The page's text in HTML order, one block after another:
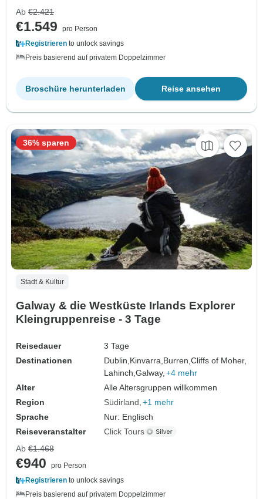
Ab €2.421
€1.549
pro Person
Registrieren to unlock savings
Preis basierend auf privatem Doppelzimmer
Reise ansehen
Broschüre herunterladen
Stadt & Kultur
Galway & die Westküste Irlands Explorer
Kleingruppenreise - 3 Tage
Reisedauer
3 Tage
Destinationen
Dublin, Kinvarra, Burren,Cliffs of Moher,
Lahinch,Galway, +4 mehr
Alter
Alle Altersgruppen willkommen
Region
Südirland +1 mehr
Sprache
Nur: Englisch
Reiseveranstalter
Click Tours
36% sparen
Ab €1.468
€940
pro Person
Registrieren to unlock savings
Preis basierend auf privatem Doppelzimmer